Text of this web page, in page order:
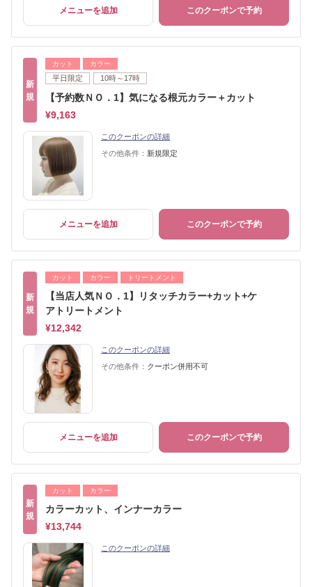
メニューを追加 このクーポンで予約
新
規
カット カラー
平日限定 10時～17時
【予約数ＮＯ．1】気になる根元カラー＋カット
¥9,163
このクーポンの詳細
その他条件： 新規限定
メニューを追加 このクーポンで予約
新
規
カット カラー トリートメント
【当店人気ＮＯ．1】リタッチカラー+カット+ケ
アトリートメント
¥12,342
このクーポンの詳細
その他条件： クーポン併用不可
メニューを追加 このクーポンで予約
新
規
カット カラー
カラーカット、インナーカラー
¥13,744
このクーポンの詳細